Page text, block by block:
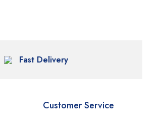
Fast Delivery
Customer Service